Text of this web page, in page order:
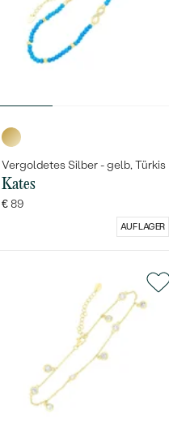
Vergoldetes Silber - gelb, Türkis
Kates
€ 89
AUF LAGER